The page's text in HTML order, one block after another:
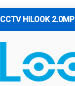
CCTV HILOOK 2.0MP